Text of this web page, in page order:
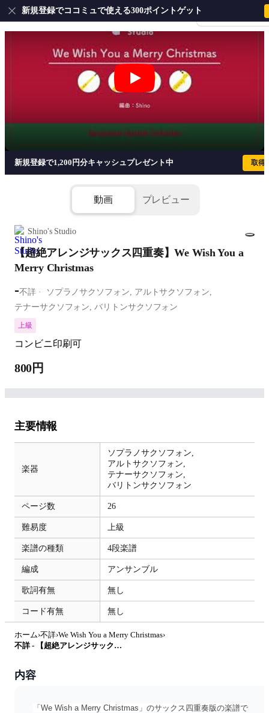
会員登録・ログイ
新規登録でココミュで使える300ポイントゲット
【超絶アレンジサックス四重奏】We
新規登録で1,200円分キャッシュプレゼント中 取得
動画 プレビュー
Shino's Studio
【超絶アレンジサックス四重奏】We Wish You a
Merry Christmas
-不詳 ソプラノサクソフォン, アルトサクソフォン,
テナーサクソフォン,バリトンサクソフォン
上級
コンビニ印刷可
800円
主要情報
楽器
ソプラノサクソフォン,
アルトサクソフォン,
テナーサクソフォン,
バリトンサクソフォン
ページ数 26
難易度 上級
楽譜の種類 4段楽譜
編成 アンサンブル
歌詞有無 無し
コード有無 無し
ホーム›不詳›We Wish You a Merry Christmas›
不詳 - 【超絶アレンジサックス四重奏】We Wish You a Merry Christmas by Shino
内容
「We Wish a Merry Christmas」のサックス四重奏版の楽譜で